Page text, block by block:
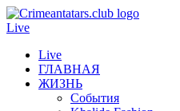
Live
Live
ГЛАВНАЯ
ЖИЗНЬ
События